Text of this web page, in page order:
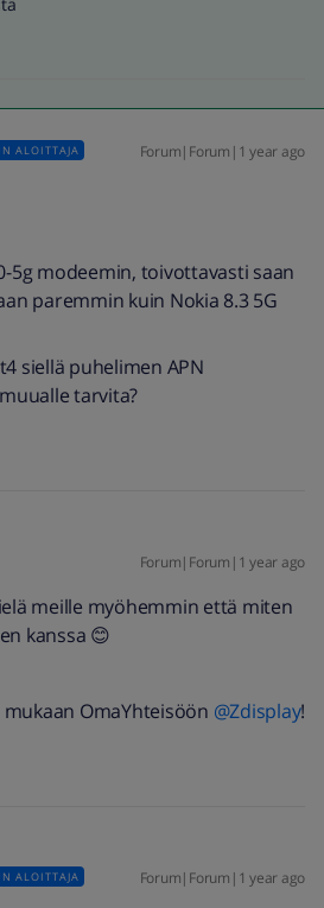
ALOITTAJA Forum|Forum|1 year ago
5g modeemin, toivottavasti saan
paremmin kuin Nokia 8.3 5G
siellä puhelimen APN
tarvita?
Forum|Forum|1 year ago
meille myöhemmin että miten
kanssa 😊
OmaYhteisöön @Zdisplay!
ALOITTAJA Forum|Forum|1 year ago